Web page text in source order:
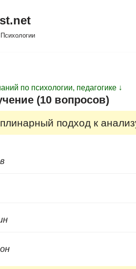
по психологии, педагогике ↓
(10 вопросов)
подход к